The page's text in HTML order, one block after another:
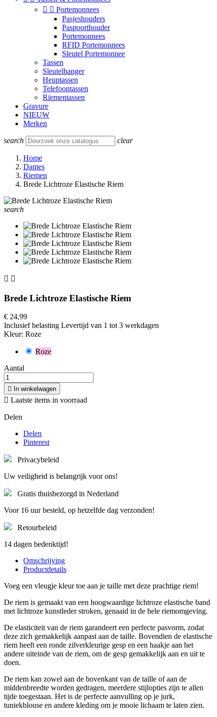
  Portemonnees
Pasjeshouders
Paspoorthouder
Portemonnees
RFID Portemonnees
Sleutel Portemonnee
Tassen
Sleutelhanger
Heuptassen
Telefoontassen
Riementassen
Gravure
NIEUW
Merken
search clear
Home
Dames
Riemen
Brede Lichtroze Elastische Riem
search
 
Brede Lichtroze Elastische Riem
€ 24,99
Inclusief belasting Levertijd van 1 tot 3 werkdagen
Kleur: Roze
Roze
Aantal
 In winkelwagen
 Laatste items in voorraad
Delen
Delen
Pinterest
Privacybeleid
Uw veiligheid is belangrijk voor ons!
Gratis thuisbezorgd in Nederland
Voor 16 uur besteld, op hetzelfde dag verzonden!
Retourbeleid
14 dagen bedenktijd!
Omschrijving
Productdetails
Voeg een vleugje kleur toe aan je taille met deze prachtige riem!
De riem is gemaakt van een hoogwaardige lichtroze elastische band
met lichtroze kunstleder stroken, genaaid in de hele riemomgeving.
De elasticiteit van de riem garandeert een perfecte pasvorm, zodat
deze zich gemakkelijk aanpast aan de taille. Bovendien de elastische
riem heeft een ronde zilverkleurige gesp en een haakje aan het
andere uiteinde van de riem, om de gesp gemakkelijk aan en uit te
doen.
De riem kan zowel aan de bovenkant van de taille of aan de
middenbreedte worden gedragen, meerdere stijlopties zijn te allen
tijde toegestaan. Het is de perfecte aanvulling op je jurk,
tuniekblouse en andere kleding om je mooie lichaam te laten zien.